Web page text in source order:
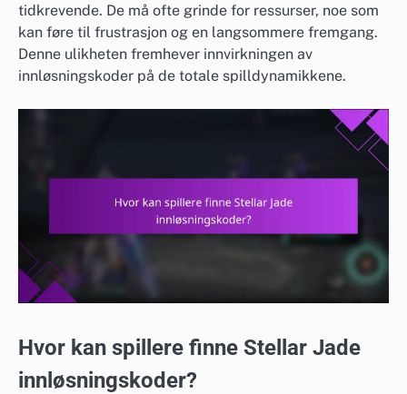
tidkrevende. De må ofte grinde for ressurser, noe som
kan føre til frustrasjon og en langsommere fremgang.
Denne ulikheten fremhever innvirkningen av
innløsningskoder på de totale spilldynamikkene.
Hvor kan spillere finne Stellar Jade
innløsningskoder?